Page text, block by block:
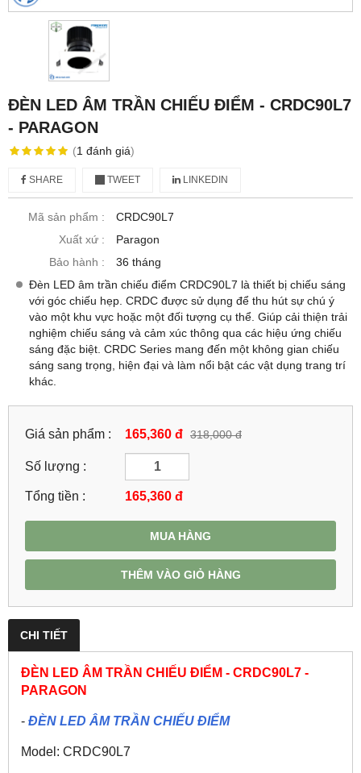
ĐÈN LED ÂM TRẦN CHIẾU ĐIỂM - CRDC90L7
- PARAGON
(1 đánh giá)
SHARE TWEET LINKEDIN
Mã sản phẩm :
CRDC90L7
Xuất xứ :
Paragon
Bảo hành :
36 tháng
Đèn LED âm trần chiếu điểm CRDC90L7 là thiết bị chiếu sáng
với góc chiếu hẹp. CRDC được sử dụng để thu hút sự chú ý
vào một khu vực hoặc một đối tượng cụ thể. Giúp cải thiện trải
nghiệm chiếu sáng và cảm xúc thông qua các hiệu ứng chiếu
sáng đặc biệt. CRDC Series mang đến một không gian chiếu
sáng sang trọng, hiện đại và làm nổi bật các vật dụng trang trí
khác.
Giá sản phẩm : 165,360 đ 318,000 đ
Số lượng :
Tổng tiền : 165,360 đ
MUA HÀNG
THÊM VÀO GIỎ HÀNG
CHI TIẾT
ĐÈN LED ÂM TRẦN CHIẾU ĐIỂM - CRDC90L7 -
PARAGON
- ĐÈN LED ÂM TRẦN CHIẾU ĐIỂM
Model: CRDC90L7